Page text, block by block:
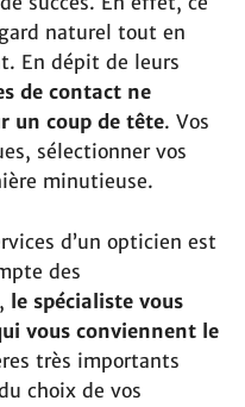
naturel tout en
En dépit de leurs
de contact ne
un coup de tête. Vos
sélectionner vos
minutieuse.
d’un opticien est
des
le spécialiste vous
vous conviennent le
très importants
choix de vos